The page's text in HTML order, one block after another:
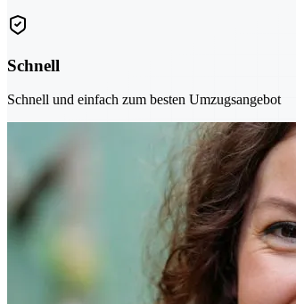
Schnell
Schnell und einfach zum besten Umzugsangebot